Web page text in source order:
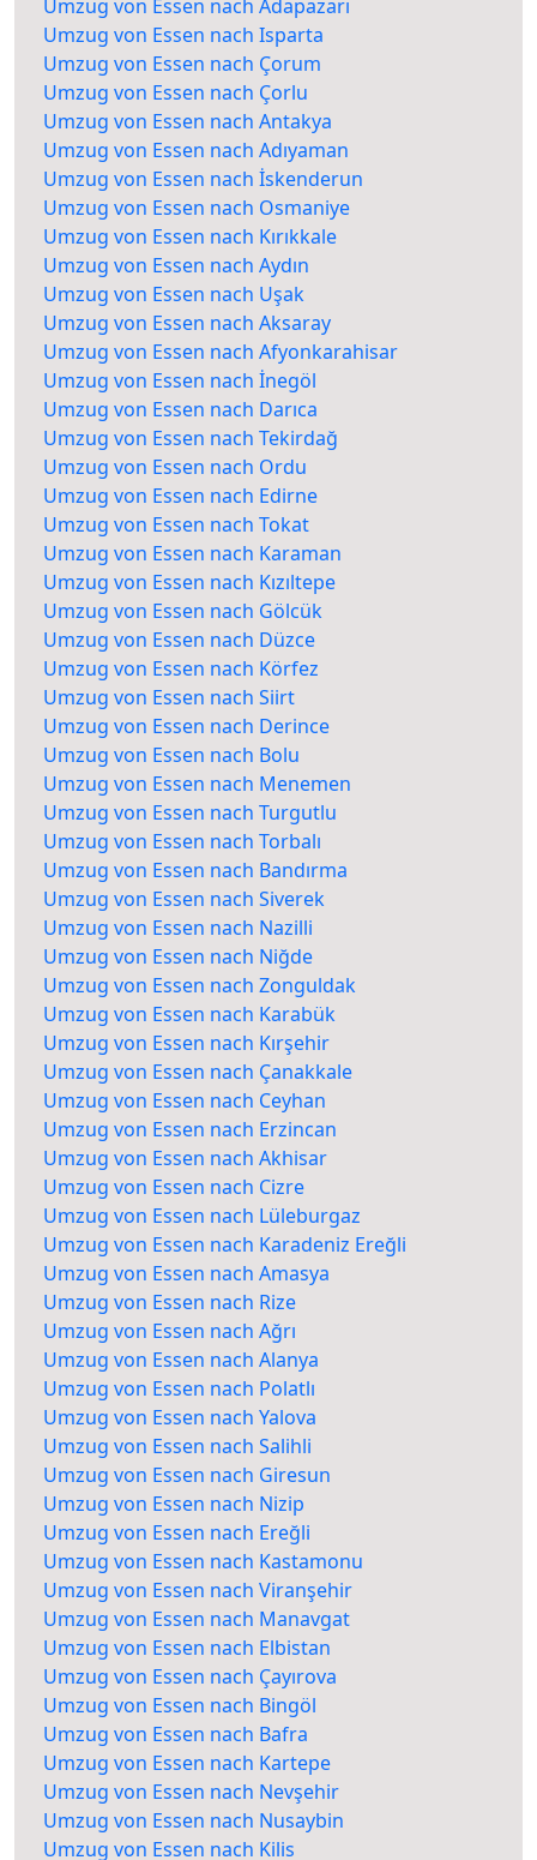
Umzug von Essen nach Adapazarı
Umzug von Essen nach Isparta
Umzug von Essen nach Çorum
Umzug von Essen nach Çorlu
Umzug von Essen nach Antakya
Umzug von Essen nach Adıyaman
Umzug von Essen nach İskenderun
Umzug von Essen nach Osmaniye
Umzug von Essen nach Kırıkkale
Umzug von Essen nach Aydın
Umzug von Essen nach Uşak
Umzug von Essen nach Aksaray
Umzug von Essen nach Afyonkarahisar
Umzug von Essen nach İnegöl
Umzug von Essen nach Darıca
Umzug von Essen nach Tekirdağ
Umzug von Essen nach Ordu
Umzug von Essen nach Edirne
Umzug von Essen nach Tokat
Umzug von Essen nach Karaman
Umzug von Essen nach Kızıltepe
Umzug von Essen nach Gölcük
Umzug von Essen nach Düzce
Umzug von Essen nach Körfez
Umzug von Essen nach Siirt
Umzug von Essen nach Derince
Umzug von Essen nach Bolu
Umzug von Essen nach Menemen
Umzug von Essen nach Turgutlu
Umzug von Essen nach Torbalı
Umzug von Essen nach Bandırma
Umzug von Essen nach Siverek
Umzug von Essen nach Nazilli
Umzug von Essen nach Niğde
Umzug von Essen nach Zonguldak
Umzug von Essen nach Karabük
Umzug von Essen nach Kırşehir
Umzug von Essen nach Çanakkale
Umzug von Essen nach Ceyhan
Umzug von Essen nach Erzincan
Umzug von Essen nach Akhisar
Umzug von Essen nach Cizre
Umzug von Essen nach Lüleburgaz
Umzug von Essen nach Karadeniz Ereğli
Umzug von Essen nach Amasya
Umzug von Essen nach Rize
Umzug von Essen nach Ağrı
Umzug von Essen nach Alanya
Umzug von Essen nach Polatlı
Umzug von Essen nach Yalova
Umzug von Essen nach Salihli
Umzug von Essen nach Giresun
Umzug von Essen nach Nizip
Umzug von Essen nach Ereğli
Umzug von Essen nach Kastamonu
Umzug von Essen nach Viranşehir
Umzug von Essen nach Manavgat
Umzug von Essen nach Elbistan
Umzug von Essen nach Çayırova
Umzug von Essen nach Bingöl
Umzug von Essen nach Bafra
Umzug von Essen nach Kartepe
Umzug von Essen nach Nevşehir
Umzug von Essen nach Nusaybin
Umzug von Essen nach Kilis